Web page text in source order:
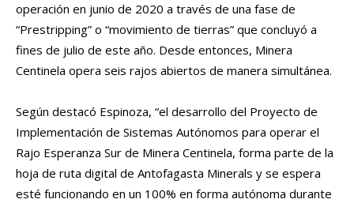
operación en junio de 2020 a través de una fase de
“Prestripping” o “movimiento de tierras” que concluyó a
fines de julio de este año. Desde entonces, Minera
Centinela opera seis rajos abiertos de manera simultánea.
Según destacó Espinoza, “el desarrollo del Proyecto de
Implementación de Sistemas Autónomos para operar el
Rajo Esperanza Sur de Minera Centinela, forma parte de la
hoja de ruta digital de Antofagasta Minerals y se espera
esté funcionando en un 100% en forma autónoma durante